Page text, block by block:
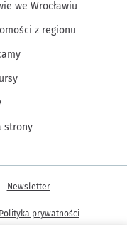
we Wrocławiu
z regionu
strony
Newsletter
Polityka prywatności